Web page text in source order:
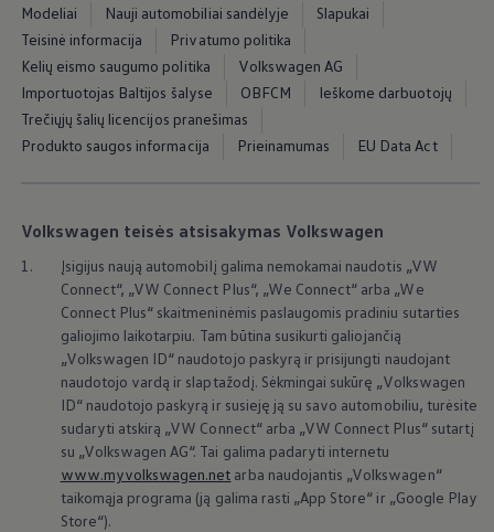
Ratai ir padangos
Pagalba įvykus eismo įvykiui ar automobiliui
Volkswagen servisas
Priedai
Interjero ir eksterjero apsauga
Transportavimo ir bagažo sprendimai
Pramogos ir elektronika
Suasmeninimas
Atšaukimo kampanijos
Naujausi jūsų Volkswagen automobilio
Vidaus degimo variklį turinčių automobilių
Skaitmeninė instrukcija
myVolkswagen
Takata oro pagalvių atšaukimas dėl saugos problemų
Modeliai Nauji automobiliai sandėlyje
Slapukai
Teisinė informacija
Privatumo politika
Kelių eismo saugumo politika
Volkswagen AG
Importuotojas Baltijos šalyse
OBFCM
Ieškome darbuotojų
Trečiųjų šalių licencijos pranešimas
Produkto saugos informacija
Prieinamumas EU Data Act
Volkswagen teisės atsisakymas Volkswagen
1.
Įsigijus naują automobilį galima nemokamai naudotis „VW
Connect“, „VW Connect Plus“, „We Connect“ arba „We
Connect Plus“ skaitmeninėmis paslaugomis pradiniu sutarties
galiojimo laikotarpiu. Tam būtina susikurti galiojančią
„Volkswagen ID“ naudotojo paskyrą ir prisijungti naudojant
naudotojo vardą ir slaptažodį. Sėkmingai sukūrę „Volkswagen
ID“ naudotojo paskyrą ir susieję ją su savo automobiliu, turėsite
sudaryti atskirą „VW Connect“ arba „VW Connect Plus“ sutartį
su „Volkswagen AG“. Tai galima padaryti internetu
www.myvolkswagen.net arba naudojantis „Volkswagen“
taikomąja programa (ją galima rasti „App Store“ ir „Google Play
Store“).